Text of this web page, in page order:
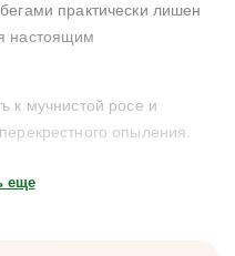
практически лишен
настоящим
к мучнистой росе и
опыления.
еще